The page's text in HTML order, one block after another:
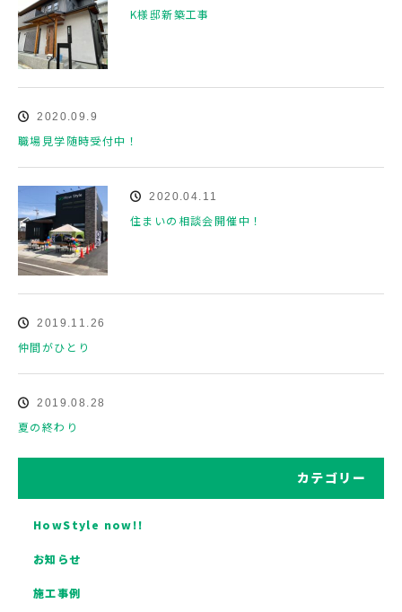
K様邸新築工事
2020.09.9
職場見学随時受付中！
2020.04.11
住まいの相談会開催中！
2019.11.26
仲間がひとり
2019.08.28
夏の終わり
カテゴリー
HowStyle now!!
お知らせ
施工事例